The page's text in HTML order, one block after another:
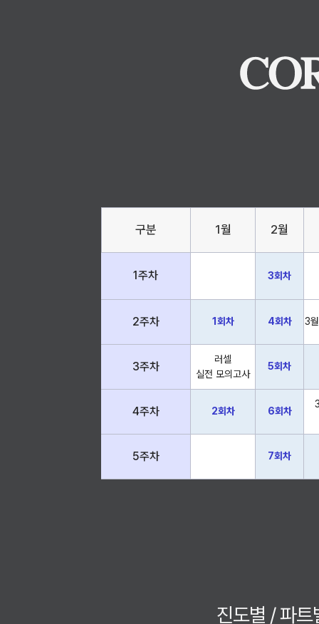
구분 1월 2월
1주차 3회차
2주차 1회차 4회차 3
3주차
러셀
실전 모의고사
5회차
4주차 2회차 6회차
5주차 7회차
진도별 / 파트